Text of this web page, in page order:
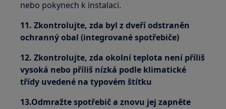
nebo pokynech k instalaci.
11. Zkontrolujte, zda byl z dveří odstraněn
ochranný obal (integrované spotřebiče)
12. Zkontrolujte, zda okolní teplota není příliš
vysoká nebo příliš nízká podle klimatické
třídy uvedené na typovém štítku
13.Odmražte spotřebič a znovu jej zapněte